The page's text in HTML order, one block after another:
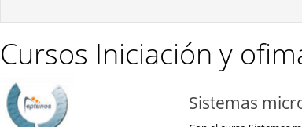
Cursos Iniciación y
Sistemas